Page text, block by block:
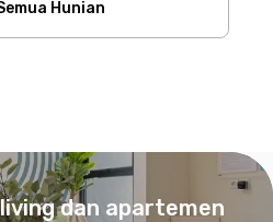
Hunian
dan apartemen